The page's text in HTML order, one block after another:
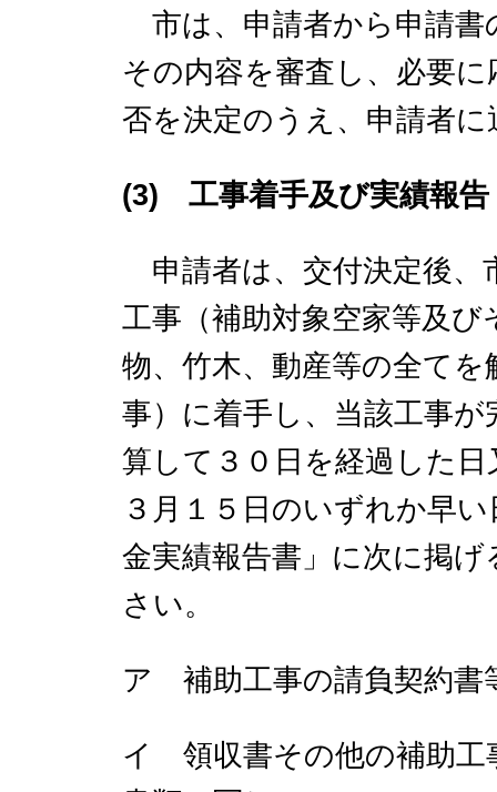
市は、申請者から申請書
その内容を審査し、必要
否を決定のうえ、申請者
(3) 工事着手及び実績報
申請者は、交付決定後、
工事（補助対象空家等及
物、竹木、動産等の全て
事）に着手し、当該工事
算して３０日を経過した
３月１５日のいずれか早
金実績報告書」に次に掲
さい。
ア 補助工事の請負契約書
イ 領収書その他の補助工